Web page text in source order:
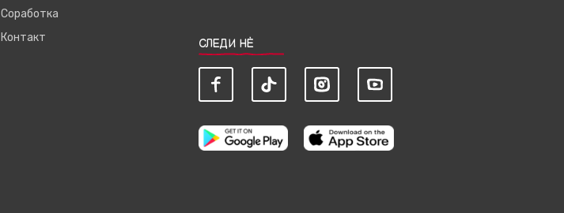
Соработка
Контакт
СЛЕДИ НЀ